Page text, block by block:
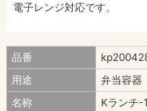
電子レンジ対応です。
品番
用途
弁当容器
名称
Kランチ